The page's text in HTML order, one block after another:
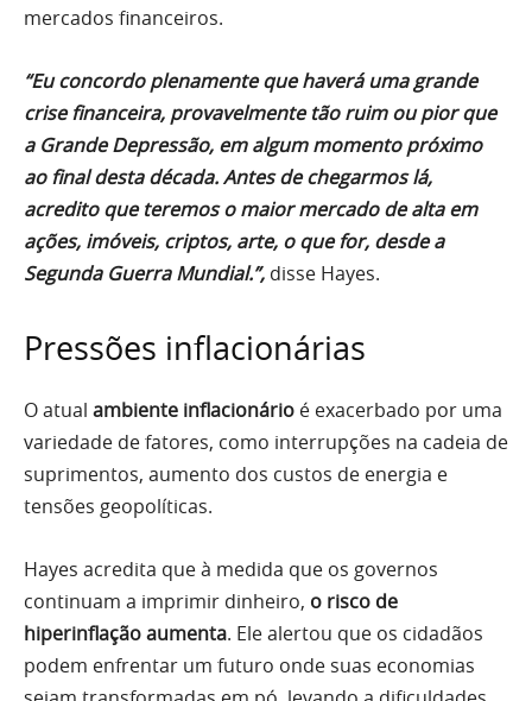
mercados financeiros.
“Eu concordo plenamente que haverá uma grande
crise financeira, provavelmente tão ruim ou pior que
a Grande Depressão, em algum momento próximo
ao final desta década. Antes de chegarmos lá,
acredito que teremos o maior mercado de alta em
ações, imóveis, criptos, arte, o que for, desde a
Segunda Guerra Mundial.”, disse Hayes.
Pressões inflacionárias
O atual ambiente inflacionário é exacerbado por uma
variedade de fatores, como interrupções na cadeia de
suprimentos, aumento dos custos de energia e
tensões geopolíticas.
Hayes acredita que à medida que os governos
continuam a imprimir dinheiro, o risco de
hiperinflação aumenta. Ele alertou que os cidadãos
podem enfrentar um futuro onde suas economias